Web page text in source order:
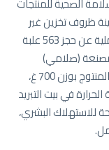
ظروف تخزين غير
مطابقة لمعايير السلامة الغذائية وأسفرت العملية عن حجز 563 علبة
قطعة لحوم مصنعة (صلامي)
للأطفال بوزن 80 غ و18 قطعة أخرى من نفس المنتوج بوزن 700 غ،
في بيت التبريد
للاستهلاك البشري،